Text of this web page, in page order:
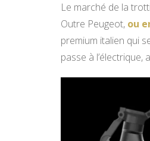
Le marché de la
Outre Peugeot, ou
premium italien qui
passe à